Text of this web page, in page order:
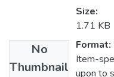
No
Thumbnail
Size:
1.71 KB
Format:
Item-
upon to